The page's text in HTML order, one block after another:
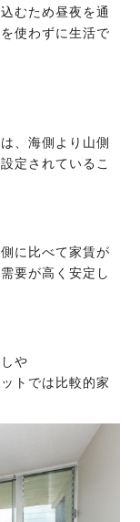
むため昼夜を通
使わずに生活で
、海側より山側
定されているこ
に比べて家賃が
要が高く安定し
や
トでは比較的家